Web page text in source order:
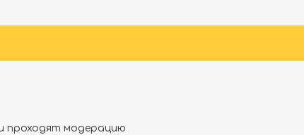
проходят модерацию